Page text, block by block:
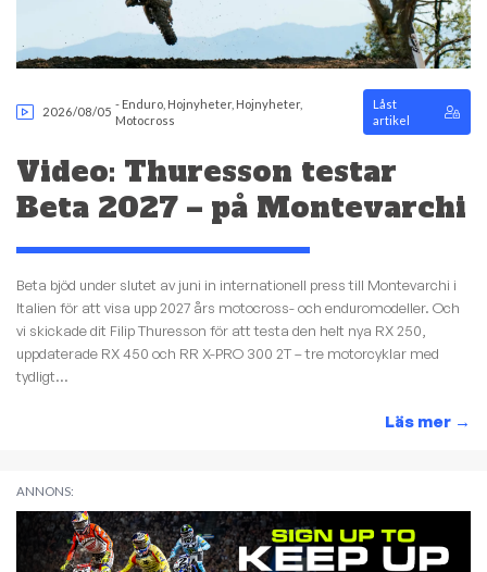
2026/08/05
- Enduro Hojnyheter, Hojnyheter,
Motocross
Låst
artikel
Video: Thuresson testar
Beta 2027 – på Montevarchi
Beta bjöd under slutet av juni in internationell press till Montevarchi i
Italien för att visa upp 2027 års motocross- och enduromodeller. Och
vi skickade dit Filip Thuresson för att testa den helt nya RX 250,
uppdaterade RX 450 och RR X-PRO 300 2T – tre motorcyklar med
tydligt...
Läs mer →
ANNONS: